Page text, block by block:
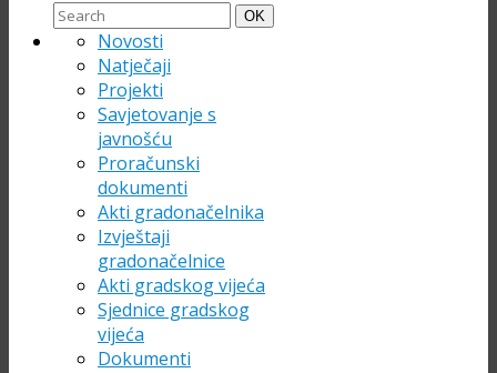
Search
for:
Search
OK
Novosti
Natječaji
Projekti
Savjetovanje s
javnošću
Proračunski
dokumenti
Akti gradonačelnika
Izvještaji
gradonačelnice
Akti gradskog vijeća
Sjednice gradskog
vijeća
Dokumenti